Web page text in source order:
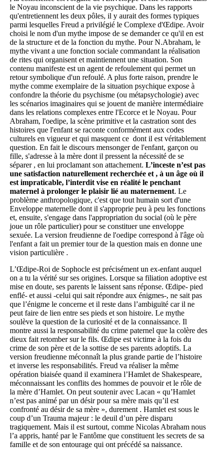
le Noyau inconscient de la vie psychique. Dans les rapports
qu'entretiennent les deux pôles, il y aurait des formes typiques
parmi lesquelles Freud a privilégié le Complexe d'Œdipe. Avoir
choisi le nom d'un mythe impose de se demander ce qu'il en est
de la structure et de la fonction du mythe. Pour N.Abraham, le
mythe vivant a une fonction sociale commandant la réalisation
de rites qui organisent et maintiennent une situation. Son
contenu manifeste est un agent de refoulement qui permet un
retour symbolique d'un refoulé. A plus forte raison, prendre le
mythe comme exemplaire de la situation psychique expose à
confondre la théorie du psychisme (ou métapsychologie) avec
les scénarios imaginaires qui se jouent de manière intermédiaire
dans les relations complexes entre l'Ecorce et le Noyau. Pour
Abraham, l'oedipe, la scène primitive et la castration sont des
histoires que l'enfant se raconte conformément aux codes
culturels en vigueur et qui masquent ce dont il est véritablement
question. En fait le discours mensonger de l'enfant, garçon ou
fille, s'adresse à la mère dont il pressent la nécessité de se
séparer , en lui proclamant son attachement. L’inceste n’est pas
une satisfaction naturellement recherchée et , à un âge où il
est impraticable, l’interdit vise en réalité le penchant
maternel à prolonger le plaisir lié au maternement. Le
problème anthropologique, c'est que tout humain sort d'une
Enveloppe maternelle dont il s'approprie peu à peu les fonctions
et, ensuite, s'engage dans l'appropriation du social (où le père
joue un rôle particulier) pour se constituer une enveloppe
sexuée. La version freudienne de l'oedipe correspond à l'âge où
l'enfant a fait un premier tour de la question mais en donne une
vision particulière .
L’Œdipe-Roi de Sophocle est précisément un ex-enfant auquel
on a tu la vérité sur ses origines. Lorsque sa filiation adoptive est
mise en doute, ses parents le laissent sans réponse. Œdipe- pied
enflé- et aussi -celui qui sait répondre aux énigmes-, ne sait pas
que l’énigme le concerne et il reste dans l’ambiguïté car il ne
peut faire de lien entre ses pieds et son histoire. Le mythe
soulève la question de la curiosité et de la connaissance. Il
montre aussi la responsabilité du crime paternel que la colère des
dieux fait retomber sur le fils. Œdipe est victime à la fois du
crime de son père et de la sottise de ses parents adoptifs. La
version freudienne méconnaît la plus grande partie de l’histoire
et inverse les responsabilités. Freud va réaliser la même
opération biaisée quand il examinera l’Hamlet de Shakespeare,
méconnaissant les conflits des hommes de pouvoir et le rôle de
la mère d’Hamlet. On peut soutenir avec Lacan « qu’Hamlet
n’est pas animé par un désir pour sa mère mais qu’il est
confronté au désir de sa mère », durement . Hamlet est sous le
coup d’un Trauma majeur : le deuil d’un père disparu
tragiquement. Mais il est surtout, comme Nicolas Abraham nous
l’a appris, hanté par le Fantôme que constituent les secrets de sa
famille et de son entourage qui ont précédé sa naissance.